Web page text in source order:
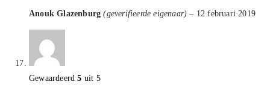
Anouk Glazenburg(geverifieerde eigenaar) – 12 februari 2019
Gewaardeerd5 uit 5